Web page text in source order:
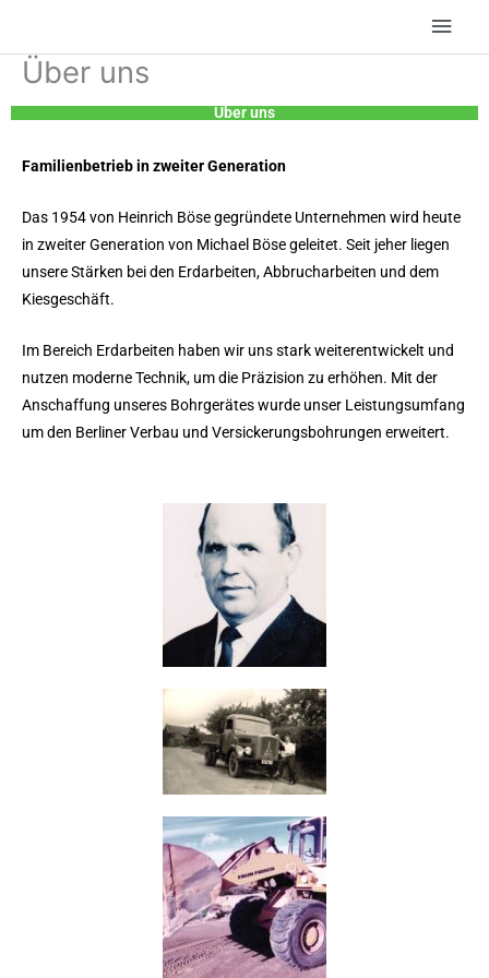
springen
Über uns
Über uns
Familienbetrieb in zweiter Generation
Das 1954 von Heinrich Böse gegründete Unternehmen wird heute
in zweiter Generation von Michael Böse geleitet. Seit jeher liegen
unsere Stärken bei den Erdarbeiten, Abbrucharbeiten und dem
Kiesgeschäft.
Im Bereich Erdarbeiten haben wir uns stark weiterentwickelt und
nutzen moderne Technik, um die Präzision zu erhöhen. Mit der
Anschaffung unseres Bohrgerätes wurde unser Leistungsumfang
um den Berliner Verbau und Versickerungsbohrungen erweitert.